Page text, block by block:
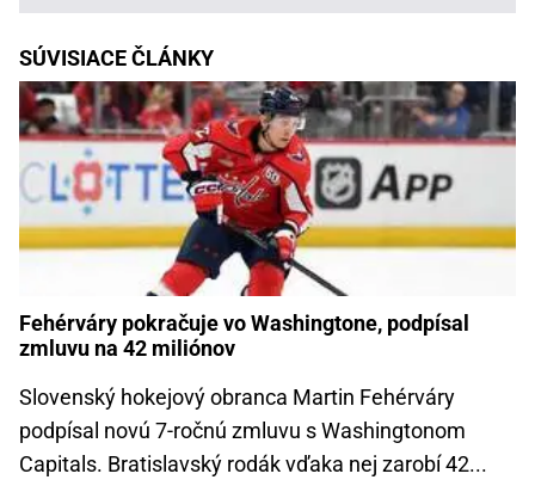
SÚVISIACE ČLÁNKY
Fehérváry pokračuje vo Washingtone, podpísal
zmluvu na 42 miliónov
Slovenský hokejový obranca Martin Fehérváry
podpísal novú 7-ročnú zmluvu s Washingtonom
Capitals. Bratislavský rodák vďaka nej zarobí 42...